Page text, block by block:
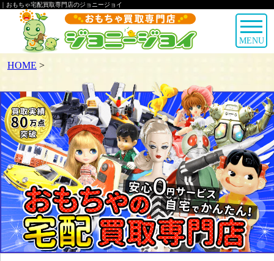
｜おもちゃ宅配買取専門店のジョニージョイ
MENU
HOME >